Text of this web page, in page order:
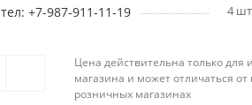
тел: +7-987-911-11-19 4 шт
Цена действительна только для
магазина и может отличаться от
розничных магазинах